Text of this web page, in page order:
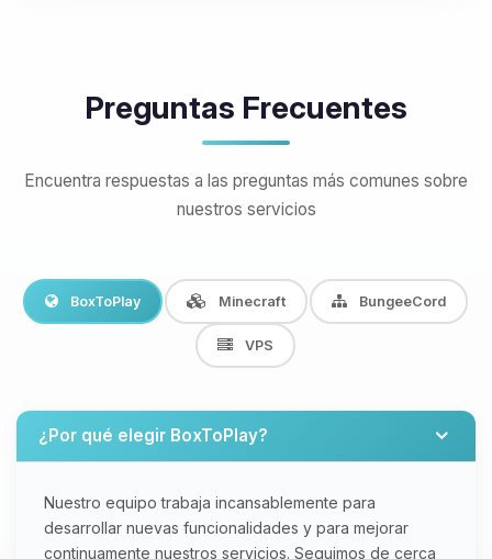
Preguntas Frecuentes
Encuentra respuestas a las preguntas más comunes sobre
nuestros servicios
BoxToPlay Minecraft BungeeCord
VPS
¿Por qué elegir BoxToPlay?
Nuestro equipo trabaja incansablemente para
desarrollar nuevas funcionalidades y para mejorar
continuamente nuestros servicios. Seguimos de cerca